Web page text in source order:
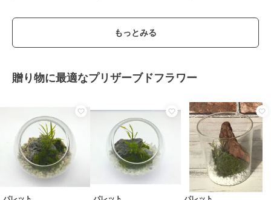
もっとみる
贈り物に最適なプリザーブドフラワー